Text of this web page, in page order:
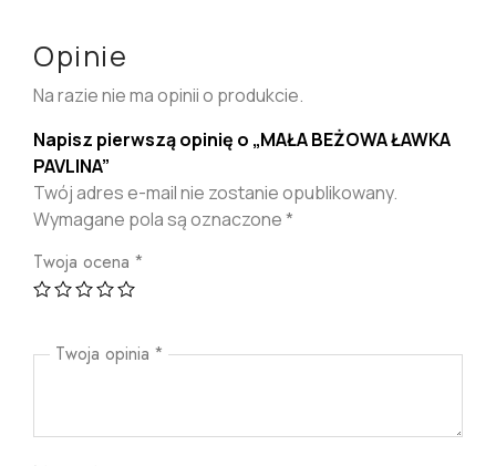
Opinie
Na razie nie ma opinii o produkcie.
Napisz pierwszą opinię o „MAŁA BEŻOWA ŁAWKA
PAVLINA”
Twój adres e-mail nie zostanie opublikowany.
Wymagane pola są oznaczone*
Twoja ocena *
Twoja opinia *